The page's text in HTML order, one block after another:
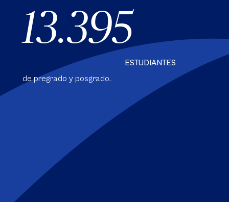
13.395
ESTUDIANTES
de pregrado y posgrado.